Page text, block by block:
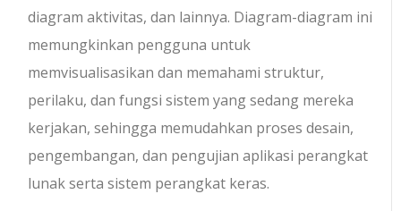
diagram aktivitas, dan lainnya. Diagram-diagram ini
memungkinkan pengguna untuk
memvisualisasikan dan memahami struktur,
perilaku, dan fungsi sistem yang sedang mereka
kerjakan, sehingga memudahkan proses desain,
pengembangan, dan pengujian aplikasi perangkat
lunak serta sistem perangkat keras.